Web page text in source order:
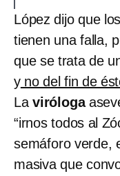
López dijo que
tienen una falla,
que se trata de
yno del fin de
La viróloga
“irnos todos al
semáforo verde,
masiva que